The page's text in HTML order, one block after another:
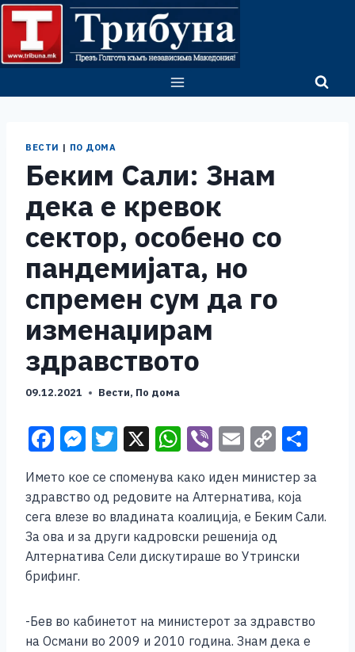
Skip
content
ВЕСТИ | ПО ДОМА
Беким Сали: Знам
дека е кревок
сектор, особено со
пандемијата, но
спремен сум да го
изменаџирам
здравството
09.12.2021 Вести, По дома
F
c
e
b
o
o
k
M
ss
e
n
g
T
tt
er
X W
at
s
A
p
Vi
er
E
ai
l
C
p
y
Li
n
ar
e
Името кое се споменува како иден министер за
здравство од редовите на Алтернатива, која
сега влезе во владината коалиција, е Беким Сали.
За ова и за други кадровски решенија од
Алтернатива Сели дискутираше во Утрински
брифинг.
-Бев во кабинетот на министерот за здравство
на Османи во 2009 и 2010 година. Знам дека е